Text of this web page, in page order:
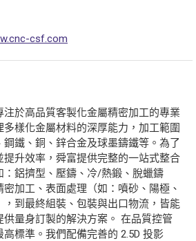
csf.com
於高品質客製化金屬精密加工的專業
樣化金屬材料的深厚能力，加工範圍
鐵、銅、鋅合金及球墨鑄鐵等。為了
升效率，舜富提供完整的一站式整合
：鋁擠型、壓鑄、冷/熱鍛、脫蠟鑄
加工、表面處理（如：噴砂、陽極、
到最終組裝、包裝與出口物流，皆能
量身訂製的解決方案。 在品質控管
標準。我們配備完善的 2.5D 投影